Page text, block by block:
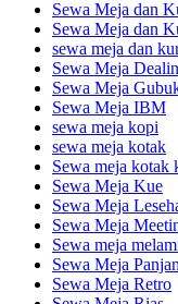
Sewa Meja dan
Sewa Meja dan
sewa meja dan
Sewa Meja
Sewa Meja
Sewa Meja IBM
sewa meja kopi
sewa meja kotak
Sewa meja kotak
Sewa Meja Kue
Sewa Meja
Sewa Meja
Sewa meja
Sewa Meja
Sewa Meja Retro